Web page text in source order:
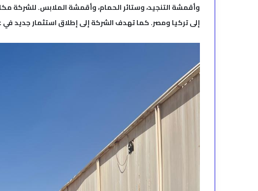
وأقمشة التنجيد، وستائر الحمام، وأقمشة الملابس. للشركة
إلى تركيا ومصر. كما تهدف الشركة إلى إطلاق استثمار جديد في عام